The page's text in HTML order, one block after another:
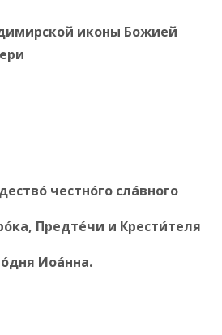
иконы Божией
честнóго слáвного
Предтéчи и Крести́теля
Иоáнна.